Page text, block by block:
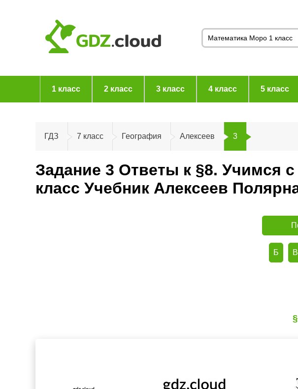
1 класс 2 класс 3 класс 4 класс 5 класс
ГДЗ 7 класс География Алексеев 3
Задание 3 Ответы к §8. Учимся
класс Учебник Алексеев
Б В